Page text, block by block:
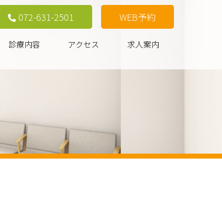
診療内容 アクセス 求人案内
072-631-2501 WEB予約